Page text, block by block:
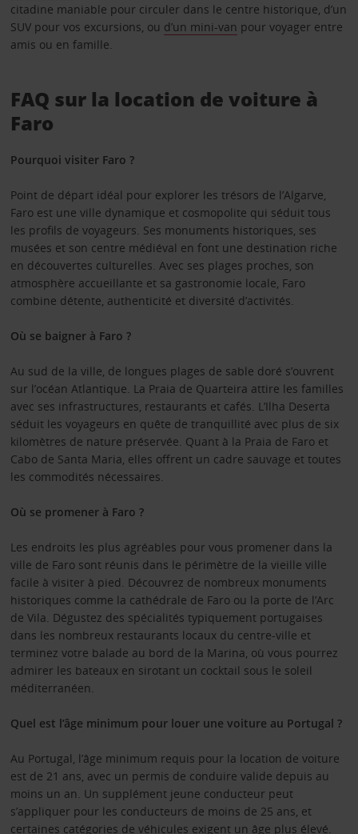
citadine maniable pour circuler dans le centre historique, d’un
SUV pour vos excursions, ou d’un mini-van pour voyager entre
amis ou en famille.
FAQ sur la location de voiture à
Faro
Pourquoi visiter Faro ?
Point de départ idéal pour explorer les trésors de l’Algarve,
Faro est une ville dynamique et cosmopolite qui séduit tous
les profils de voyageurs. Ses monuments historiques, ses
musées et son centre médiéval en font une destination riche
en découvertes culturelles. Avec ses plages proches, son
atmosphère accueillante et sa gastronomie locale, Faro
combine détente, authenticité et diversité d’activités.
Où se baigner à Faro ?
Au sud de la ville, de longues plages de sable doré s’ouvrent
sur l’océan Atlantique. La Praia de Quarteira attire les familles
avec ses infrastructures, restaurants et cafés. L’Ilha Deserta
séduit les voyageurs en quête de tranquillité avec plus de six
kilomètres de nature préservée. Quant à la Praia de Faro et
Cabo de Santa Maria, elles offrent un cadre sauvage et toutes
les commodités nécessaires.
Où se promener à Faro ?
Les endroits les plus agréables pour vous promener dans la
ville de Faro sont réunis dans le périmètre de la vieille ville
facile à visiter à pied. Découvrez de nombreux monuments
historiques comme la cathédrale de Faro ou la porte de l’Arc
de Vila. Dégustez des spécialités typiquement portugaises
dans les nombreux restaurants locaux du centre-ville et
terminez votre balade au bord de la Marina, où vous pourrez
admirer les bateaux en sirotant un cocktail sous le soleil
méditerranéen.
Quel est l’âge minimum pour louer une voiture au Portugal ?
Au Portugal, l’âge minimum requis pour la location de voiture
est de 21 ans, avec un permis de conduire valide depuis au
moins un an. Un supplément jeune conducteur peut
s’appliquer pour les conducteurs de moins de 25 ans, et
certaines catégories de véhicules exigent un âge plus élevé.